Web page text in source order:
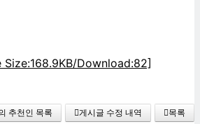
Size:168.9KB/Download:82]
추천인 목록 게시글 수정 내역 목록